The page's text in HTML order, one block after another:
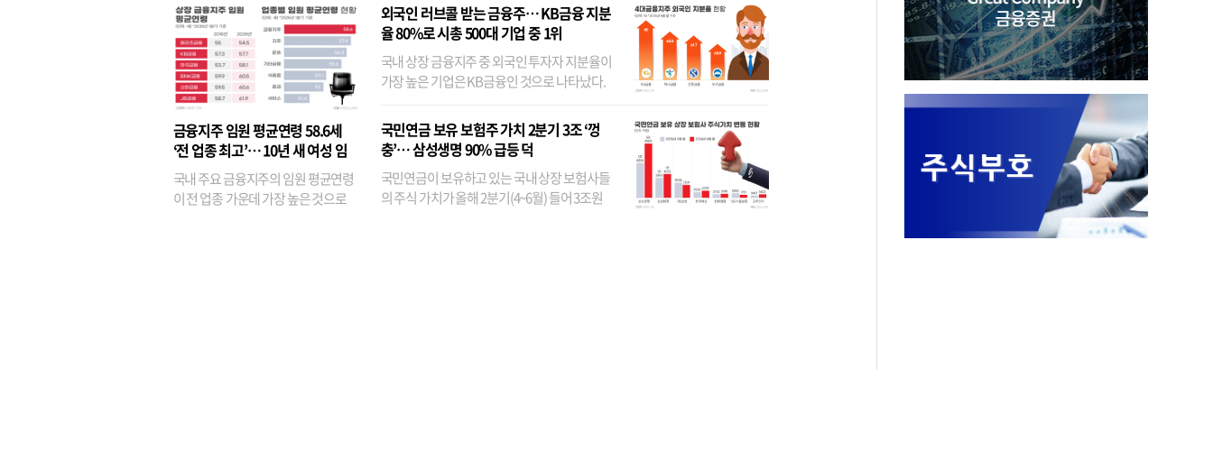
금융지주 임원 평균연령 58.6세
‘전 업종 최고’… 10년 새 여성 임
원은 14배 껑충
국내 주요 금융지주의 임원 평균연령
이 전 업종 가운데 가장 높은 것으로
외국인 러브콜 받는 금융주… KB금융 지분
율 80%로 시총 500대 기업 중 1위
국내 상장 금융지주 중 외국인 투자자 지분율이
가장 높은 기업은 KB금융인 것으로 나타났다.
융이었다. 특히 KB금융은 지난달 말 기준 해외
기관투자자 지분율이...
국민연금 보유 보험주 가치 2분기 3조 ‘껑
충’… 삼성생명 90% 급등 덕
국민연금이 보유하고 있는 국내 상장 보험사들
의 주식 가치가 올해 2분기(4~6월) 들어 3조원